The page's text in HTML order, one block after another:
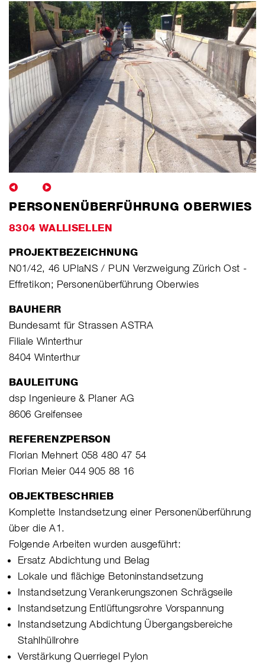
PERSONENÜBERFÜHRUNG OBERWIES
8304 WALLISELLEN
PROJEKTBEZEICHNUNG
N01/42, 46 UPlaNS / PUN Verzweigung Zürich Ost -
Effretikon; Personenüberführung Oberwies
BAUHERR
Bundesamt für Strassen ASTRA
Filiale Winterthur
8404 Winterthur
BAULEITUNG
dsp Ingenieure & Planer AG
8606 Greifensee
REFERENZPERSON
Florian Mehnert 058 480 47 54
Florian Meier 044 905 88 16
OBJEKTBESCHRIEB
Komplette Instandsetzung einer Personenüberführung
über die A1.
Folgende Arbeiten wurden ausgeführt:
Ersatz Abdichtung und Belag
Lokale und flächige Betoninstandsetzung
Instandsetzung Verankerungszonen Schrägseile
Instandsetzung Entlüftungsrohre Vorspannung
Instandsetzung Abdichtung Übergangsbereiche
Stahlhüllrohre
Verstärkung Querriegel Pylon